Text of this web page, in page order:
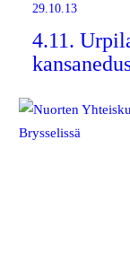
29.10.13
4.11.